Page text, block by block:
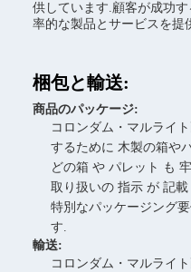
供しています.顧客が成功
率的な製品とサービスを提
梱包と輸送:
商品のパッケージ:
コロンダム・マルライ
するために 木製の箱や
どの箱 や パレット も
取り扱いの 指示 が 記
特別なパッケージング
す.
輸送:
コロンダム・マルライ